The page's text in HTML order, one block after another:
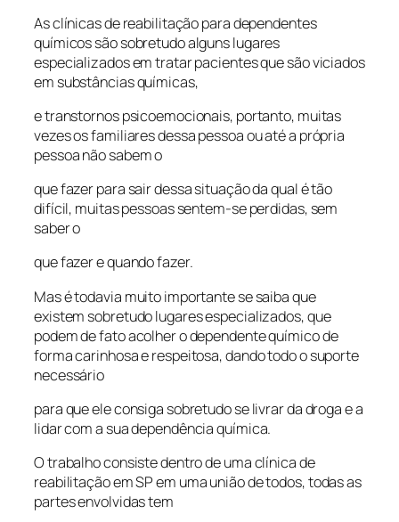
As clínicas de reabilitação para dependentes
químicos são sobretudo alguns lugares
especializados em tratar pacientes que são viciados
em substâncias químicas,
e transtornos psicoemocionais, portanto, muitas
vezes os familiares dessa pessoa ou até a própria
pessoa não sabem o
que fazer para sair dessa situação da qual é tão
difícil, muitas pessoas sentem-se perdidas, sem
saber o
que fazer e quando fazer.
Mas é todavia muito importante se saiba que
existem sobretudo lugares especializados, que
podem de fato acolher o dependente químico de
forma carinhosa e respeitosa, dando todo o suporte
necessário
para que ele consiga sobretudo se livrar da droga e a
lidar com a sua dependência química.
O trabalho consiste dentro de uma clínica de
reabilitação em SP em uma união de todos, todas as
partes envolvidas tem